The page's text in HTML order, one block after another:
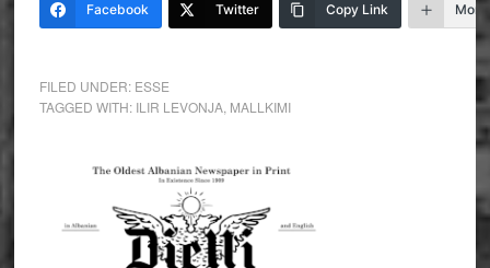
Facebook Twitter Copy Link More
FILED UNDER: ESSE
TAGGED WITH: ILIR LEVONJA, MALLKIMI